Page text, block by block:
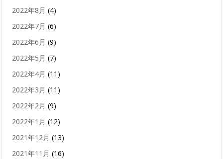
2022年8月 (4)
2022年7月 (6)
2022年6月 (9)
2022年5月 (7)
2022年4月 (11)
2022年3月 (11)
2022年2月 (9)
2022年1月 (12)
2021年12月 (13)
2021年11月 (16)